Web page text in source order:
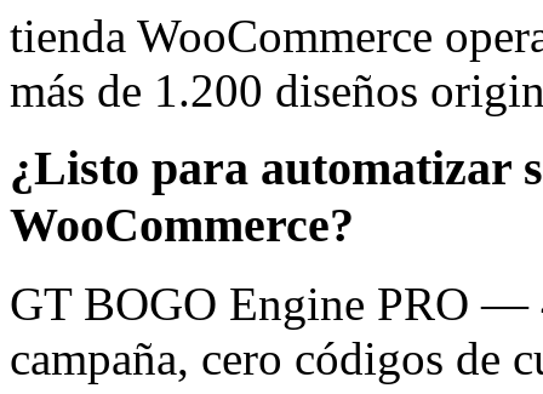
tienda WooCommerce
más de 1.200 diseños
¿Listo para automatizar
WooCommerce?
GT BOGO Engine PRO —
campaña, cero códigos de